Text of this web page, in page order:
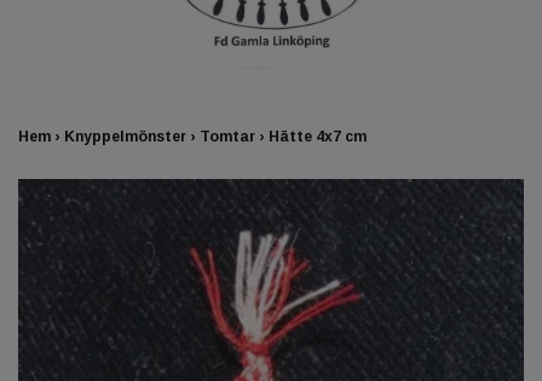
Hem › Knyppelmönster › Tomtar › Hätte 4x7 cm